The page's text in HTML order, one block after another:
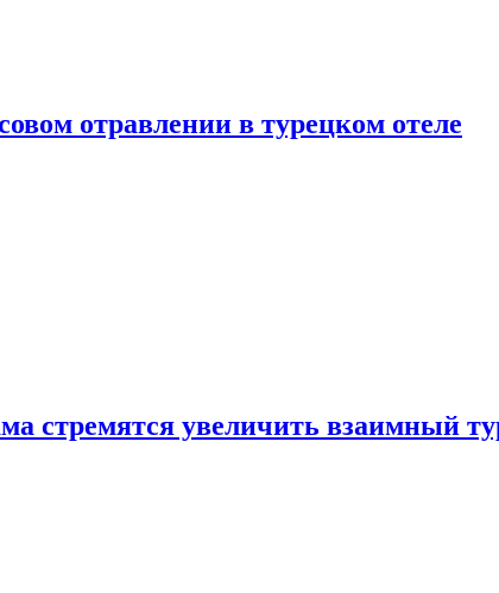
отравлении в турецком отеле
стремятся увеличить взаимный